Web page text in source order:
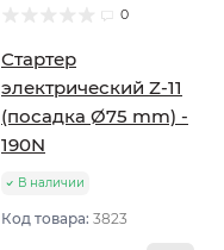
0
Стартер
электрический Z-11
(посадка Ø75 mm) -
190N
В наличии
Код товара: 3823